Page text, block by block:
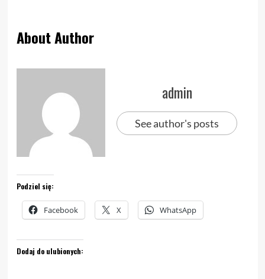
About Author
admin
See author's posts
Podziel się:
Facebook X WhatsApp
Dodaj do ulubionych: